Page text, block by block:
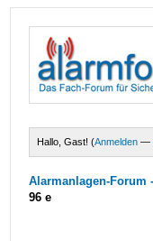
Hallo, Gast! (Anmelden —
Alarmanlagen-Forum
96 e